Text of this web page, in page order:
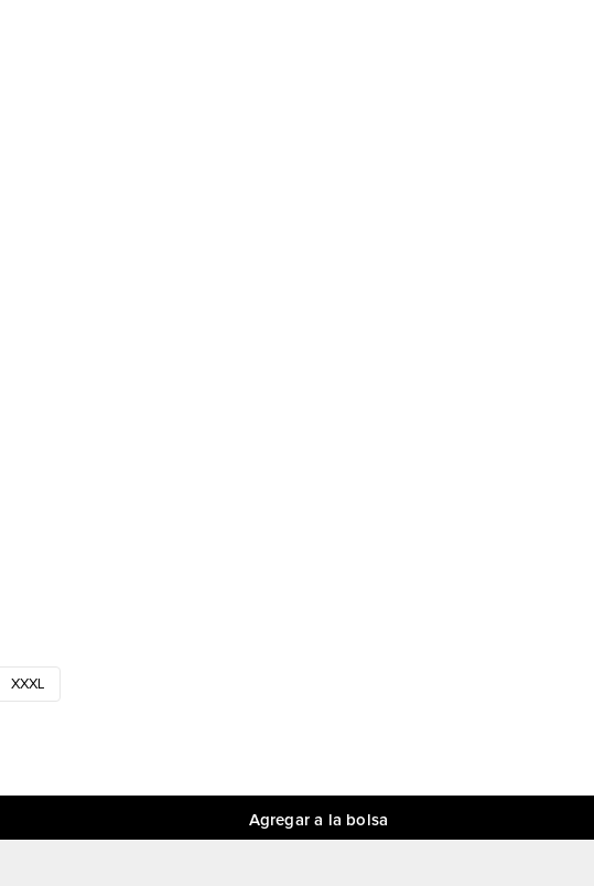
XXXL
Agregar a la bolsa